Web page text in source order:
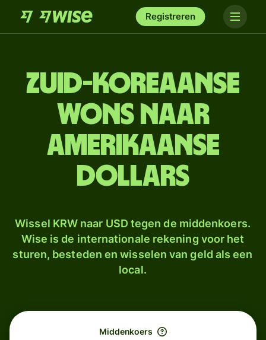
Registreren
Zuid-Koreaanse
wons naar
Amerikaanse
dollars
Wissel KRW naar USD tegen de middenkoers.
Wise is de internationale rekening voor het
sturen, besteden en wisselen van geld als een
local.
Middenkoers